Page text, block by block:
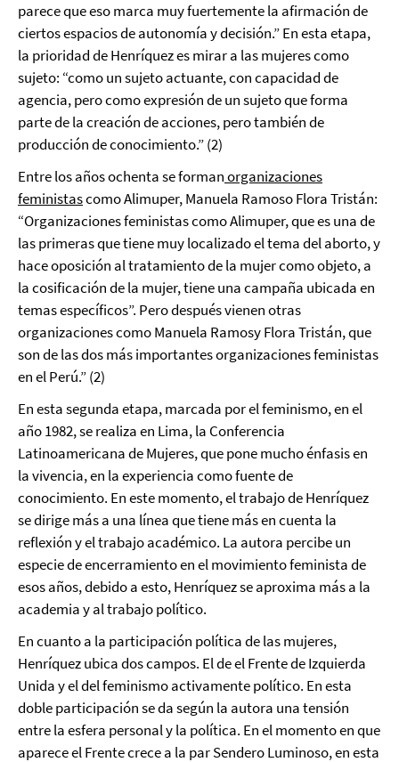
parece que eso marca muy fuertemente la afirmación de
ciertos espacios de autonomía y decisión.” En esta etapa,
la prioridad de Henríquez es mirar a las mujeres como
sujeto: “como un sujeto actuante, con capacidad de
agencia, pero como expresión de un sujeto que forma
parte de la creación de acciones, pero también de
producción de conocimiento.” (2)
Entre los años ochenta se formanorganizaciones
feministascomo Alimuper, Manuela Ramoso Flora Tristán:
“Organizaciones feministas como Alimuper, que es una de
las primeras que tiene muy localizado el tema del aborto, y
hace oposición al tratamiento de la mujer como objeto, a
la cosificación de la mujer, tiene una campaña ubicada en
temas específicos”. Pero después vienen otras
organizaciones como Manuela Ramosy Flora Tristán, que
son de las dos más importantes organizaciones feministas
en el Perú.” (2)
En esta segunda etapa, marcada por el feminismo, en el
año 1982, se realiza en Lima, la Conferencia
Latinoamericana de Mujeres, que pone mucho énfasis en
la vivencia, en la experiencia como fuente de
conocimiento. En este momento, el trabajo de Henríquez
se dirige más a una línea que tiene más en cuenta la
reflexión y el trabajo académico. La autora percibe un
especie de encerramiento en el movimiento feminista de
esos años, debido a esto, Henríquez se aproxima más a la
academia y al trabajo político.
En cuanto a la participación política de las mujeres,
Henríquez ubica dos campos. El de el Frente de Izquierda
Unida y el del feminismo activamente político. En esta
doble participación se da según la autora una tensión
entre la esfera personal y la política. En el momento en que
aparece el Frente crece a la par Sendero Luminoso, en esta